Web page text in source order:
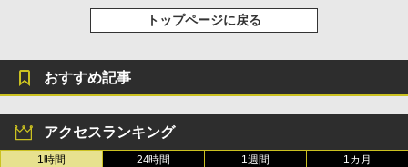
トップページに戻る
おすすめ記事
アクセスランキング
1時間 24時間 1週間 1カ月